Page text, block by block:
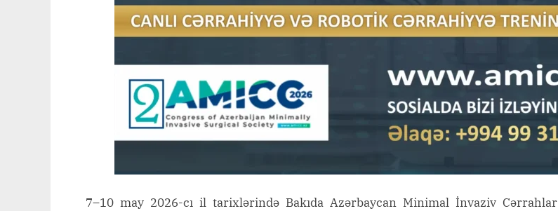
7–10 may 2026-cı il tarixlərində Bakıda Azərbaycan Minimal İnvaziv